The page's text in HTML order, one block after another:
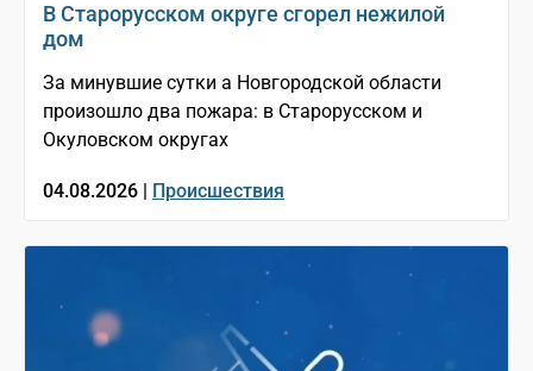
В Старорусском округе сгорел нежилой
дом
За минувшие сутки а Новгородской области
произошло два пожара: в Старорусском и
Окуловском округах
04.08.2026 | Происшествия